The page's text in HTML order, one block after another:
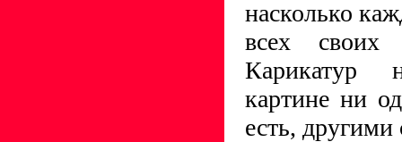
насколько
всех своих
Карикатур
картине ни
есть,